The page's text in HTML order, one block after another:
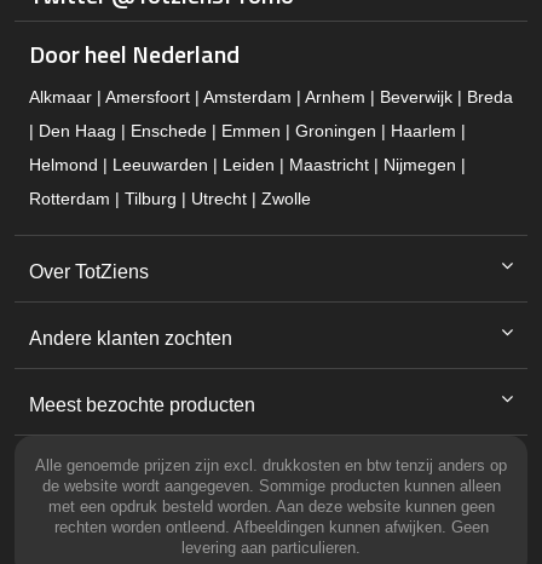
Door heel Nederland
Alkmaar | Amersfoort | Amsterdam | Arnhem | Beverwijk | Breda
| Den Haag | Enschede | Emmen | Groningen | Haarlem |
Helmond | Leeuwarden | Leiden | Maastricht | Nijmegen |
Rotterdam | Tilburg | Utrecht | Zwolle
Over TotZiens
Andere klanten zochten
Meest bezochte producten
Alle genoemde prijzen zijn excl. drukkosten en btw tenzij anders op
de website wordt aangegeven. Sommige producten kunnen alleen
met een opdruk besteld worden. Aan deze website kunnen geen
rechten worden ontleend. Afbeeldingen kunnen afwijken. Geen
levering aan particulieren.